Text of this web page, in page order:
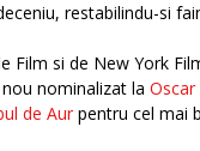
restabilindu-si
Film si de New York
nominalizat la
de Aur pentru cel mai